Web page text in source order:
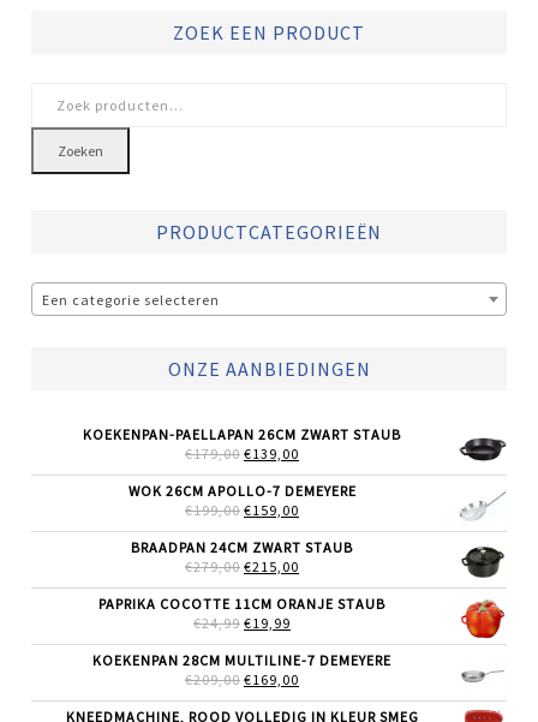
ZOEK EEN PRODUCT
naar:
Zoeken
PRODUCTCATEGORIEËN
Een categorie selecteren
ONZE AANBIEDINGEN
KOEKENPAN-PAELLAPAN 26CM ZWART STAUB
€179,00 OORSPRONKELIJKE
WAS:
€179,00.
€139,00
IS:
WOK 26CM APOLLO-7 DEMEYERE
€199,00 OORSPRONKELIJKE
WAS:
€199,00.
€159,00
IS:
BRAADPAN 24CM ZWART STAUB
€279,00 OORSPRONKELIJKE
WAS:
€279,00.
€215,00
IS:
PAPRIKA COCOTTE 11CM ORANJE STAUB
€24,99 OORSPRONKELIJKE
WAS:
€24,99.
€19,99
IS:
€19,99.
KOEKENPAN 28CM MULTILINE-7 DEMEYERE
€209,00 OORSPRONKELIJKE
WAS:
€169,00
IS:
KNEEDMACHINE, ROOD VOLLEDIG IN KLEUR SMEG